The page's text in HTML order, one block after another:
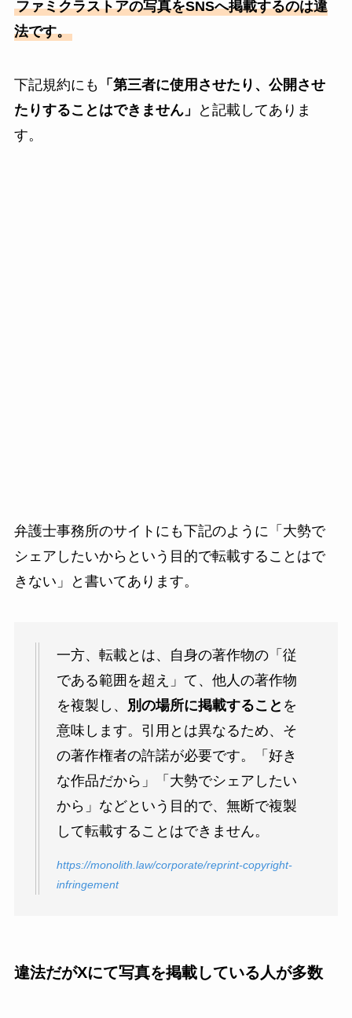
ファミクラストアの写真をSNSへ掲載するのは違
法です。
下記規約にも 「第三者に使用させたり、公開させ
たりすることはできません」
と記載してありま
す。
弁護士事務所のサイトにも下記のように「大勢で
シェアしたいからという目的で転載することはで
きない」と書いてあります。
一方、転載とは、自身の著作物の「従
である範囲を超え」て、他人の著作物
を複製し、
別の場所に掲載すること を
意味します。引用とは異なるため、そ
の著作権者の許諾が必要です。「好き
な作品だから」「大勢でシェアしたい
から」などという目的で、無断で複製
して転載することはできません。
https://monolith.law/corporate/reprint-copyright-
infringement
違法だがXにて写真を掲載している人が多数